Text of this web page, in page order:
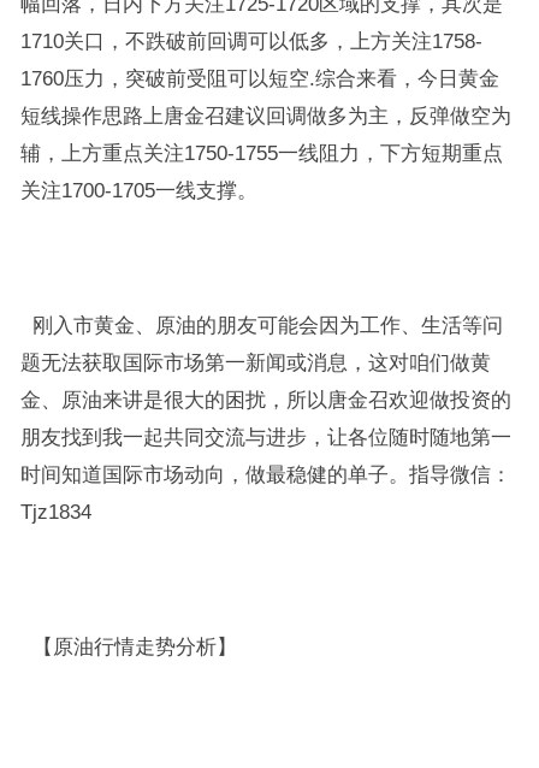
1710关口，不跌破前回调可以低多，上方关注1758-
1760压力，突破前受阻可以短空.综合来看，今日黄金
短线操作思路上唐金召建议回调做多为主，反弹做空为
辅，上方重点关注1750-1755一线阻力，下方短期重点
关注1700-1705一线支撑。
刚入市黄金、原油的朋友可能会因为工作、生活等问
题无法获取国际市场第一新闻或消息，这对咱们做黄
金、原油来讲是很大的困扰，所以唐金召欢迎做投资的
朋友找到我一起共同交流与进步，让各位随时随地第一
时间知道国际市场动向，做最稳健的单子。指导微信：
Tjz1834
【原油行情走势分析】